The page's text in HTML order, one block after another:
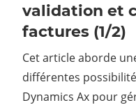
validation et
factures (1/2)
Cet article aborde
différentes
Dynamics Ax pour